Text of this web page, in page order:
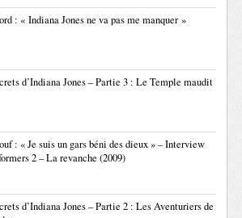
: « Indiana Jones ne va pas me manquer »
d’Indiana Jones – Partie 3 : Le Temple maudit
: « Je suis un gars béni des dieux » – Interview
2 – La revanche (2009)
d’Indiana Jones – Partie 2 : Les Aventuriers de